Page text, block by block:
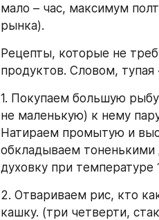
мало – час, максимум
рынка).
Рецепты, которые не
продуктов. Словом, тупая
1. Покупаем большую
не маленькую) к нему
Натираем промытую и
обкладываем
духовку при температуре
2. Отвариваем рис, кто
кашку. (три четверти,